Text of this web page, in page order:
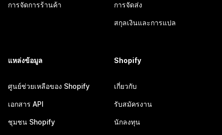
การจัดการร้านค้า การจัดส่ง
สกุลเงินและการแปล
แหล่งข้อมูล
ศูนย์ช่วยเหลือของ Shopify
เอกสาร API
ชุมชน Shopify
Shopify
เกี่ยวกับ
รับสมัครงาน
นักลงทุน